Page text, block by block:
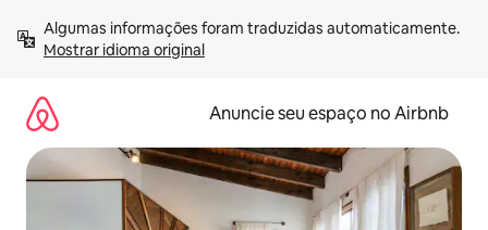
para
Mostrar idioma original
Anuncie seu espaço no Airbnb